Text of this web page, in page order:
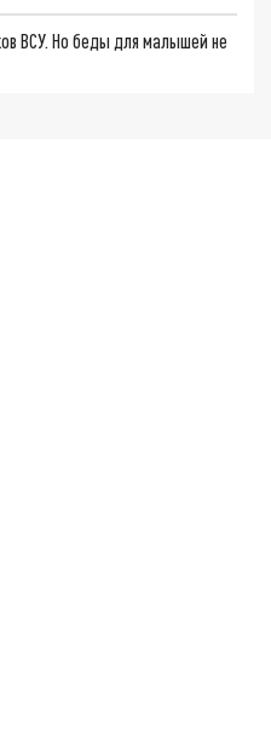
ВСУ. Но беды для малышей не